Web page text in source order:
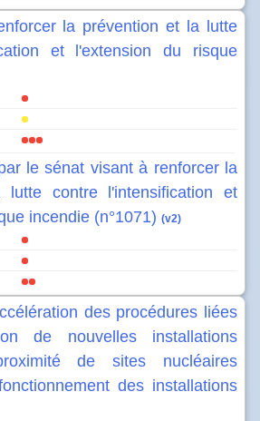
la prévention et la lutte
et l'extension du risque
le sénat visant à renforcer la
lutte contre l'intensification et
incendie (n°1071) (v2)
des procédures liées
de nouvelles installations
de sites nucléaires
des installations